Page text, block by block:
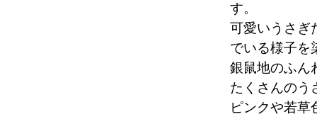
す。
可愛いうさぎ
でいる様子を
銀鼠地のふん
たくさんのう
ピンクや若草